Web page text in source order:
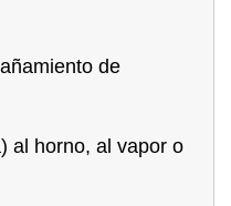
de
al horno, al vapor o